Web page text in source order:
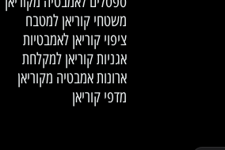
משטחי קוריאן למטבח
ציפוי קוריאן לאמבטיות
אגניות קוריאן למקלחת
ארונות אמבטיה מקוריאן
מדפי קוריאן